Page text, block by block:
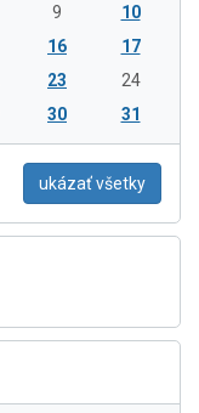
9
10
16
17
23
24
30 31
ukázať všetky